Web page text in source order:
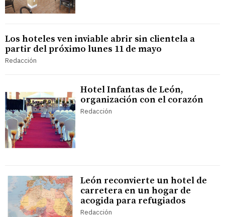
Los hoteles ven inviable abrir sin clientela a
partir del próximo lunes 11 de mayo
Redacción
Hotel Infantas de León,
organización con el corazón
Redacción
León reconvierte un hotel de
carretera en un hogar de
acogida para refugiados
Redacción